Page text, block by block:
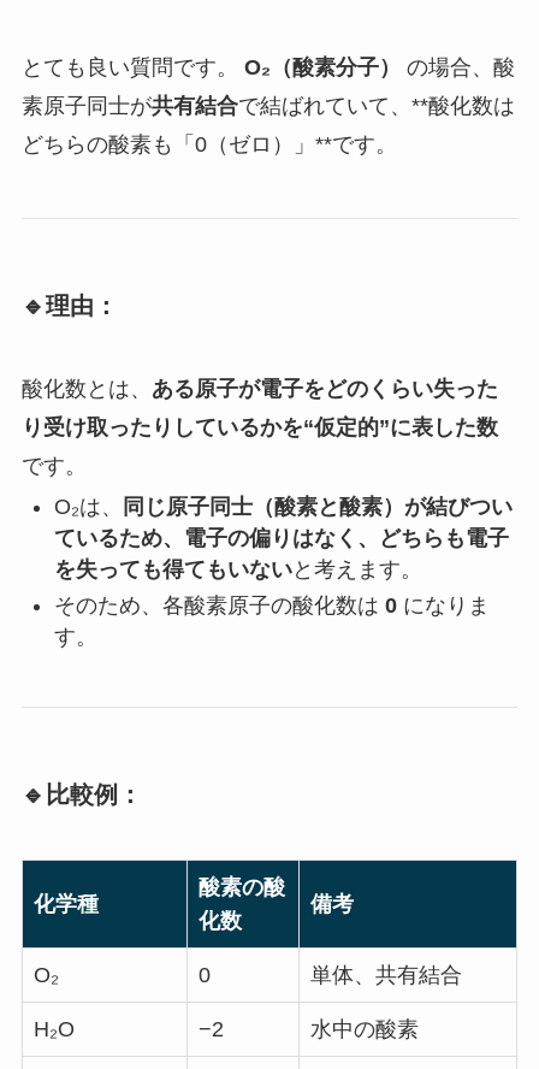
とても良い質問です。 O₂（酸素分子）
の場合、酸
素原子同士が共有結合で結ばれていて、**酸化数は
どちらの酸素も「0（ゼロ）」**です。
🔹理由：
酸化数とは、 ある原子が電子をどのくらい失った
り受け取ったりしているかを“仮定的”に表した数
です。
O₂は、
同じ原子同士（酸素と酸素）が結びつい
ているため、電子の偏りはなく、どちらも電子
を失っても得てもいないと考えます。
そのため、各酸素原子の酸化数は 0になりま
す。
🔹比較例：
化学種
酸素の酸
化数
備考
O₂ 0 単体、共有結合
H₂O −2 水中の酸素